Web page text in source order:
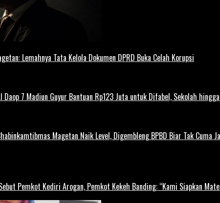
Lemahnya Tata Kelola Dokumen DPRD Buka Celah Korupsi
Daop 7 Madiun Guyur Bantuan Rp123 Juta untuk Difabel, Sekolah
Magetan Naik Level, Digembleng BPBD Biar Tak Cuma
Pemkot Kediri Arogan, Pemkot Kekeh Banding: “Kami Siapkan